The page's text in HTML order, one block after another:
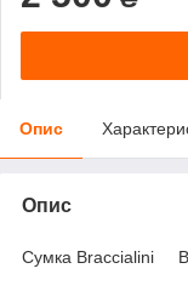
Опис
Опис
Сумка Braccialini